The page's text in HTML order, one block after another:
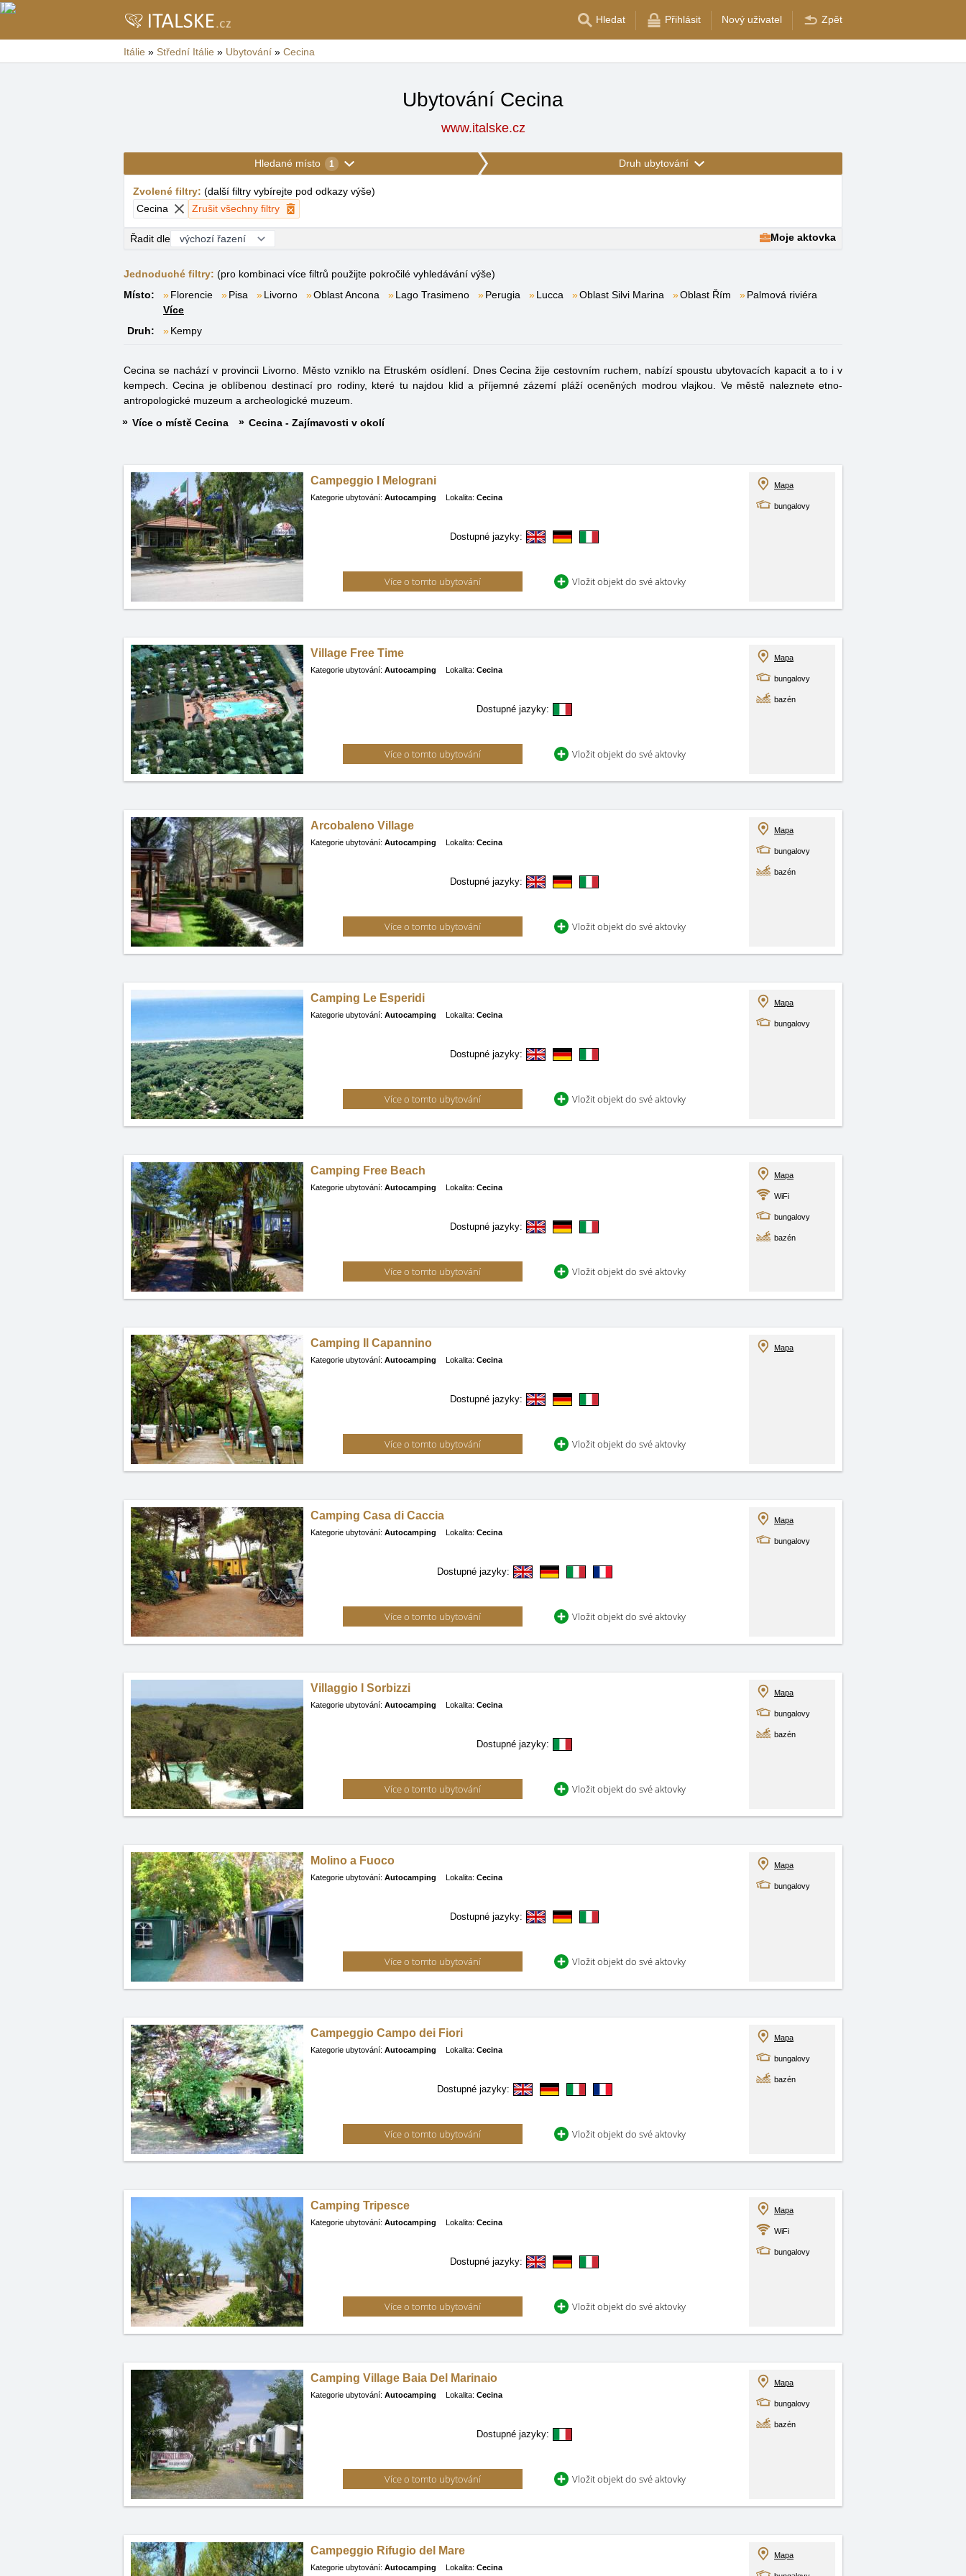
Hledat Přihlásit Nový uživatel Zpět
Itálie » Střední Itálie » Ubytování » Cecina
Ubytování Cecina
www.italske.cz
Hledané místo 1 Druh ubytování
Zvolené filtry: (další filtry vybírejte pod odkazy výše)
Cecina
Zrušit všechny filtry
Řadit dle Moje aktovka
Jednoduché filtry: (pro kombinaci více filtrů použijte pokročilé vyhledávání výše)
Místo:
Florencie Pisa Livorno Oblast Ancona Lago Trasimeno Perugia Lucca Oblast Silvi Marina Oblast Řím
Palmová riviéra
Více
Druh:
Kempy
Cecina se nachází v provincii Livorno. Město vzniklo na Etruském osídlení. Dnes Cecina žije cestovním ruchem, nabízí spoustu ubytovacích kapacit a to i v
kempech. Cecina je oblíbenou destinací pro rodiny, které tu najdou klid a příjemné zázemí pláží oceněných modrou vlajkou. Ve městě naleznete etno-
antropologické muzeum a archeologické muzeum.
Více o místě Cecina
Cecina - Zajímavosti v okolí
Campeggio I Melograni
Kategorie ubytování: Autocamping Lokalita: Cecina
Dostupné jazyky:
Více o tomto ubytování Vložit objekt do své aktovky
Mapa
bungalovy
Village Free Time
Kategorie ubytování: Autocamping Lokalita: Cecina
Dostupné jazyky:
Více o tomto ubytování Vložit objekt do své aktovky
Mapa
bungalovy
bazén
Arcobaleno Village
Kategorie ubytování: Autocamping Lokalita: Cecina
Dostupné jazyky:
Více o tomto ubytování Vložit objekt do své aktovky
Mapa
bungalovy
bazén
Camping Le Esperidi
Kategorie ubytování: Autocamping Lokalita: Cecina
Dostupné jazyky:
Více o tomto ubytování Vložit objekt do své aktovky
Mapa
bungalovy
Camping Free Beach
Kategorie ubytování: Autocamping Lokalita: Cecina
Dostupné jazyky:
Více o tomto ubytování Vložit objekt do své aktovky
Mapa
WiFi
bungalovy
bazén
Camping Il Capannino
Kategorie ubytování: Autocamping Lokalita: Cecina
Dostupné jazyky:
Více o tomto ubytování Vložit objekt do své aktovky
Mapa
Camping Casa di Caccia
Kategorie ubytování: Autocamping Lokalita: Cecina
Dostupné jazyky:
Více o tomto ubytování Vložit objekt do své aktovky
Mapa
bungalovy
Villaggio I Sorbizzi
Kategorie ubytování: Autocamping Lokalita: Cecina
Dostupné jazyky:
Více o tomto ubytování Vložit objekt do své aktovky
Mapa
bungalovy
bazén
Molino a Fuoco
Kategorie ubytování: Autocamping Lokalita: Cecina
Dostupné jazyky:
Více o tomto ubytování Vložit objekt do své aktovky
Mapa
bungalovy
Campeggio Campo dei Fiori
Kategorie ubytování: Autocamping Lokalita: Cecina
Dostupné jazyky:
Více o tomto ubytování Vložit objekt do své aktovky
Mapa
bungalovy
bazén
Camping Tripesce
Kategorie ubytování: Autocamping Lokalita: Cecina
Dostupné jazyky:
Více o tomto ubytování Vložit objekt do své aktovky
Mapa
WiFi
bungalovy
Camping Village Baia Del Marinaio
Kategorie ubytování: Autocamping Lokalita: Cecina
Dostupné jazyky:
Více o tomto ubytování Vložit objekt do své aktovky
Mapa
bungalovy
bazén
Campeggio Rifugio del Mare
Kategorie ubytování: Autocamping Lokalita: Cecina
Mapa